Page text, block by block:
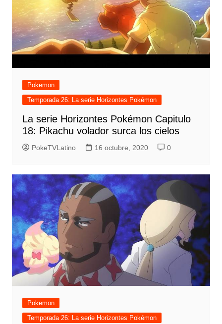
Pokemon
Temporada 26: La serie Horizontes Pokémon
La serie Horizontes Pokémon Capitulo
18: Pikachu volador surca los cielos
PokeTVLatino 16 octubre, 2020 0
Pokemon
Temporada 26: La serie Horizontes Pokémon